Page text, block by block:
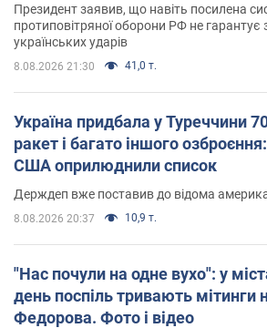
Президент заявив, що навіть посилена
протиповітряної оборони РФ не гарантує
українських ударів
8.08.2026 21:30 41,0 т.
Україна придбала у Туреччини
ракет і багато іншого
США оприлюднили список
Держдеп вже поставив до відома
8.08.2026 20:37 10,9 т.
"Нас почули на одне вухо": у
день поспіль тривають мітинги
Федорова. Фото і відео